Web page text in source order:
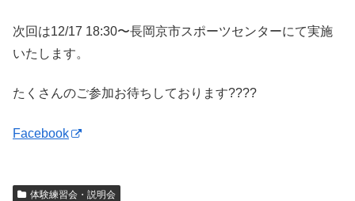
次回は12/17 18:30〜長岡京市スポーツセンターにて実施
いたします。
たくさんのご参加お待ちしております????
Facebook
体験練習会・説明会